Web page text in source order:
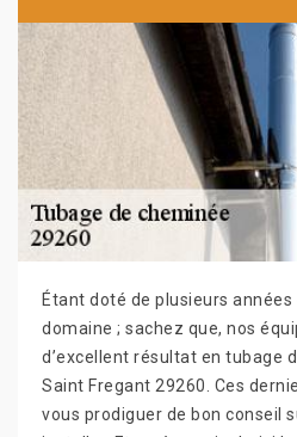
Étant doté de plusieurs années
domaine ; sachez que, nos
d’excellent résultat en tubage
Saint Fregant 29260. Ces
vous prodiguer de bon conseil